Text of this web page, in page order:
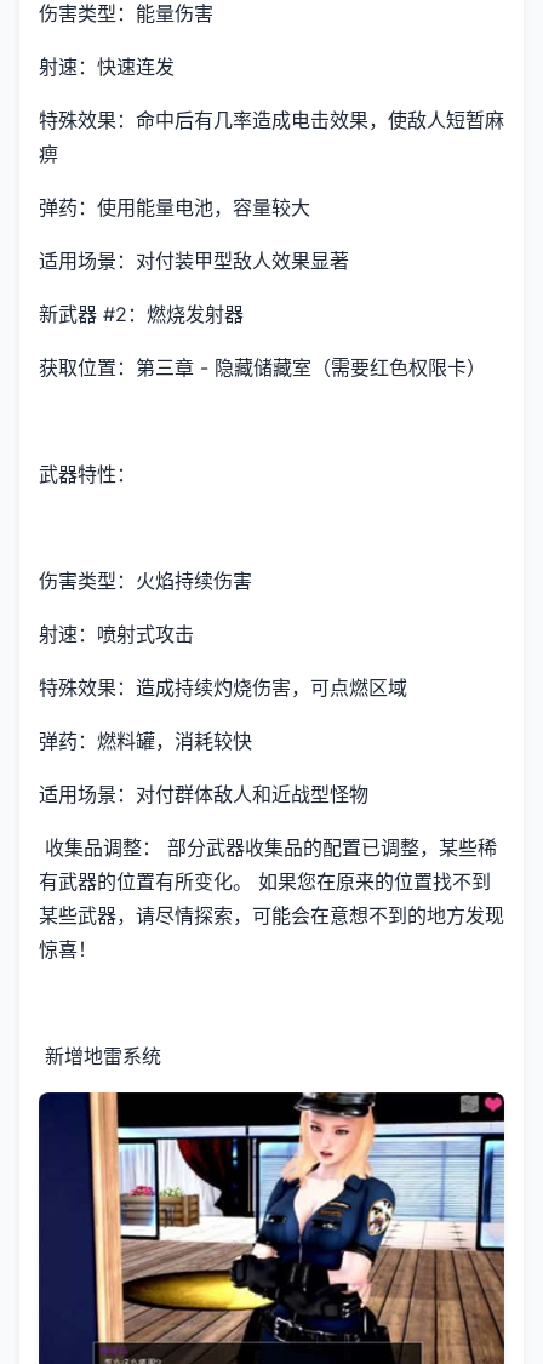
伤害类型：能量伤害
射速：快速连发
特殊效果：命中后有几率造成电击效果，使敌人短暂麻
痹
弹药：使用能量电池，容量较大
适用场景：对付装甲型敌人效果显著
新武器 #2：燃烧发射器
获取位置：第三章 - 隐藏储藏室（需要红色权限卡）
武器特性：
伤害类型：火焰持续伤害
射速：喷射式攻击
特殊效果：造成持续灼烧伤害，可点燃区域
弹药：燃料罐，消耗较快
适用场景：对付群体敌人和近战型怪物
收集品调整： 部分武器收集品的配置已调整，某些稀
有武器的位置有所变化。 如果您在原来的位置找不到
某些武器，请尽情探索，可能会在意想不到的地方发现
惊喜！
新增地雷系统